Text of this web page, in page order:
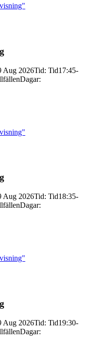
Aug 2026Tid: Tid17:45-
Dagar:
Aug 2026Tid: Tid18:35-
Dagar:
Aug 2026Tid: Tid19:30-
Dagar: